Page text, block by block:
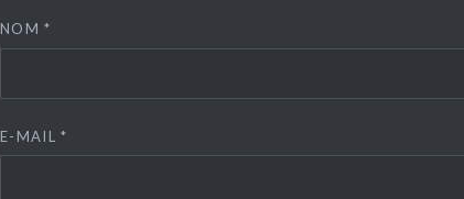
NOM*
E-MAIL*